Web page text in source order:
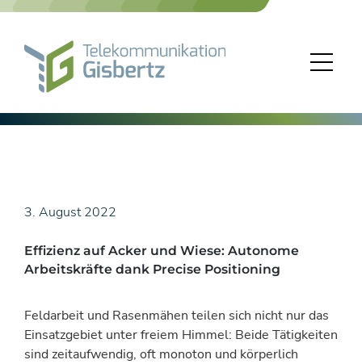
Skip
3. August 2022
Effizienz auf Acker und Wiese: Autonome
Arbeitskräfte dank Precise Positioning
Feldarbeit und Rasenmähen teilen sich nicht nur das
Einsatzgebiet unter freiem Himmel: Beide Tätigkeiten
sind zeitaufwendig, oft monoton und körperlich